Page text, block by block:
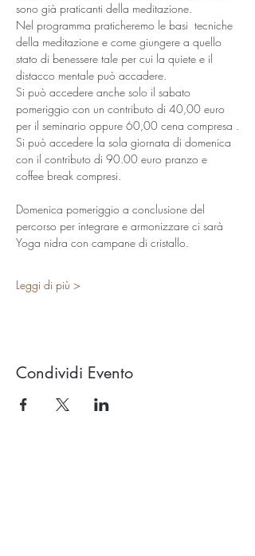
sono già praticanti della meditazione.
Nel programma praticheremo le basi  tecniche
della meditazione e come giungere a quello
stato di benessere tale per cui la quiete e il
distacco mentale può accadere.
Si può accedere anche solo il sabato
pomeriggio con un contributo di 40,00 euro
per il seminario oppure 60,00 cena compresa .
Si può accedere la sola giornata di domenica
con il contributo di 90.00 euro pranzo e
coffee break compresi.
Domenica pomeriggio a conclusione del
percorso per integrare e armonizzare ci sarà
Yoga nidra con campane di cristallo.
Leggi di più >
Condividi Evento